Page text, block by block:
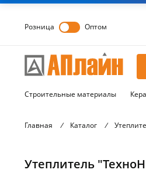
Розница Оптом
Строительные материалы
Главная / Каталог /
Утеплитель